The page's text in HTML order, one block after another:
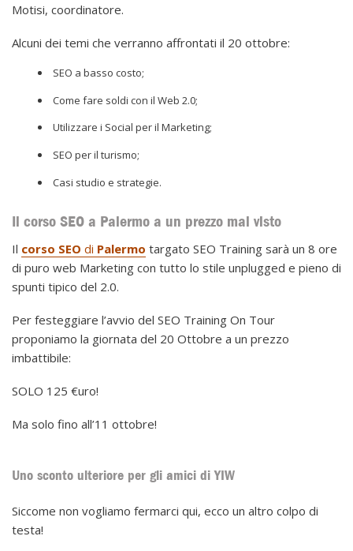
Motisi, coordinatore.
Alcuni dei temi che verranno affrontati il 20 ottobre:
SEO a basso costo;
Come fare soldi con il Web 2.0;
Utilizzare i Social per il Marketing;
SEO per il turismo;
Casi studio e strategie.
Il corso SEO a Palermo a un prezzo mai visto
Il corso SEO di Palermo targato SEO Training sarà un 8 ore
di puro web Marketing con tutto lo stile unplugged e pieno di
spunti tipico del 2.0.
Per festeggiare l’avvio del SEO Training On Tour
proponiamo la giornata del 20 Ottobre a un prezzo
imbattibile:
SOLO 125 €uro!
Ma solo fino all’11 ottobre!
Uno sconto ulteriore per gli amici di YIW
Siccome non vogliamo fermarci qui, ecco un altro colpo di
testa!